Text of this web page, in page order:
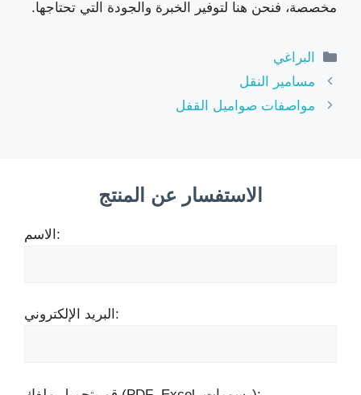
مخصصة، فنحن هنا لتوفير الخبرة والجودة التي تحتاجها.
الفئات
البراغي
مسامير النقل
مواصفات صواميل القفل
الاستفسار عن المنتج
الاسم:
البريد الإلكتروني: